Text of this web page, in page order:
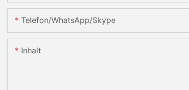
Telefon/WhatsApp/Skype
Inhalt